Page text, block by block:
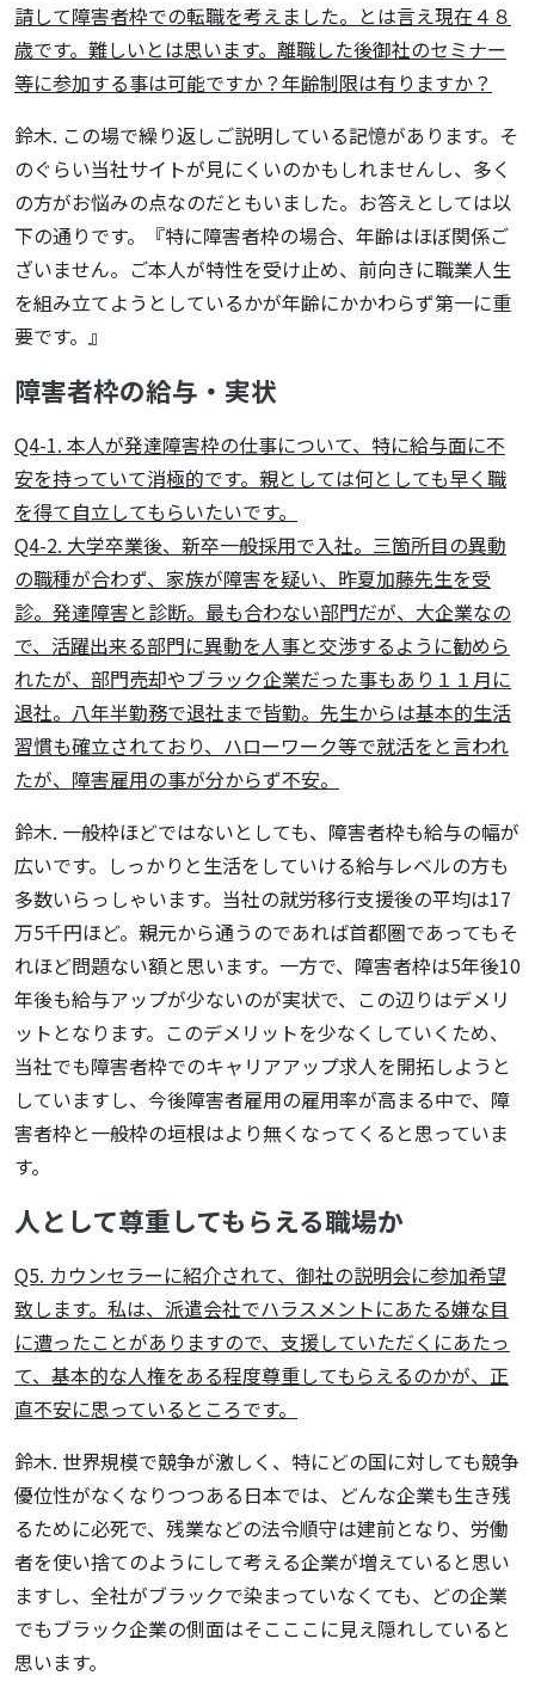
請して障害者枠での転職を考えました。とは言え現在４８
歳です。難しいとは思います。離職した後御社のセミナー
等に参加する事は可能ですか？年齢制限は有りますか？
鈴木. この場で繰り返しご説明している記憶があります。そ
のぐらい当社サイトが見にくいのかもしれませんし、多く
の方がお悩みの点なのだともいました。お答えとしては以
下の通りです。『特に障害者枠の場合、年齢はほぼ関係ご
ざいません。ご本人が特性を受け止め、前向きに職業人生
を組み立てようとしているかが年齢にかかわらず第一に重
要です。』
障害者枠の給与・実状
Q4-1. 本人が発達障害枠の仕事について、特に給与面に不
安を持っていて消極的です。親としては何としても早く職
を得て自立してもらいたいです。
Q4-2. 大学卒業後、新卒一般採用で入社。三箇所目の異動
の職種が合わず、家族が障害を疑い、昨夏加藤先生を受
診。発達障害と診断。最も合わない部門だが、大企業なの
で、活躍出来る部門に異動を人事と交渉するように勧めら
れたが、部門売却やブラック企業だった事もあり１１月に
退社。八年半勤務で退社まで皆勤。先生からは基本的生活
習慣も確立されており、ハローワーク等で就活をと言われ
たが、障害雇用の事が分からず不安。
鈴木. 一般枠ほどではないとしても、障害者枠も給与の幅が
広いです。しっかりと生活をしていける給与レベルの方も
多数いらっしゃいます。当社の就労移行支援後の平均は17
万5千円ほど。親元から通うのであれば首都圏であってもそ
れほど問題ない額と思います。一方で、障害者枠は5年後10
年後も給与アップが少ないのが実状で、この辺りはデメリ
ットとなります。このデメリットを少なくしていくため、
当社でも障害者枠でのキャリアアップ求人を開拓しようと
していますし、今後障害者雇用の雇用率が高まる中で、障
害者枠と一般枠の垣根はより無くなってくると思っていま
す。
人として尊重してもらえる職場か
Q5. カウンセラーに紹介されて、御社の説明会に参加希望
致します。私は、派遣会社でハラスメントにあたる嫌な目
に遭ったことがありますので、支援していただくにあたっ
て、基本的な人権をある程度尊重してもらえるのかが、正
直不安に思っているところです。
鈴木. 世界規模で競争が激しく、特にどの国に対しても競争
優位性がなくなりつつある日本では、どんな企業も生き残
るために必死で、残業などの法令順守は建前となり、労働
者を使い捨てのようにして考える企業が増えていると思い
ますし、全社がブラックで染まっていなくても、どの企業
でもブラック企業の側面はそこここに見え隠れしていると
思います。